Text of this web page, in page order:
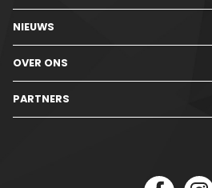
NIEUWS
OVER ONS
PARTNERS